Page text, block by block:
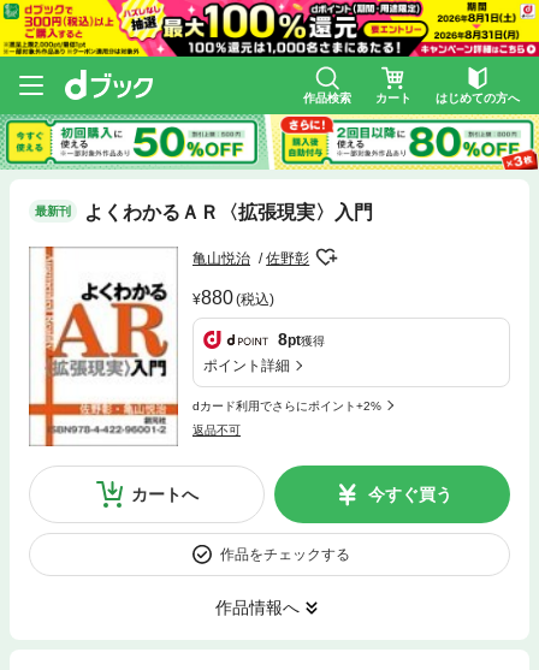
作品検索 カート はじめての方へ
最新刊 よくわかるＡＲ〈拡張現実〉入門
亀山悦治 佐野彰
880(税込)
8pt獲得
ポイント詳細
dカード利用でさらにポイント+2%
返品不可
カートへ 今すぐ買う
作品をチェックする
作品情報へ